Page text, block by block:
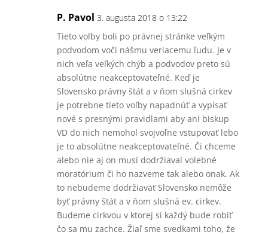
P. Pavol 3. augusta 2018 o 13:22
Tieto voľby boli po právnej stránke veľkým
podvodom voči nášmu veriacemu ľudu. Je v
nich veľa veľkých chýb a podvodov preto sú
absolútne neakceptovateľné. Keď je
Slovensko právny štát a v ňom slušná cirkev
je potrebne tieto voľby napadnúť a vypísať
nové s presnými pravidlami aby ani biskup
VD do nich nemohol svojvoľne vstupovať lebo
je to absolútne neakceptovateľné. Či chceme
alebo nie aj on musí dodržiaval volebné
moratórium či ho nazveme tak alebo onak. Ak
to nebudeme dodržiavať Slovensko nemôže
byť právny štát a v ňom slušná ev. cirkev.
Budeme cirkvou v ktorej si každý bude robiť
čo sa mu zachce. Žiaľ sme svedkami toho, že